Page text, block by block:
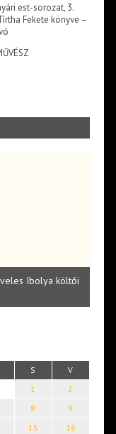
est-sorozat, 3.
Fekete könyve –
Ibolya költői
S V
1
2
8
9
15
16